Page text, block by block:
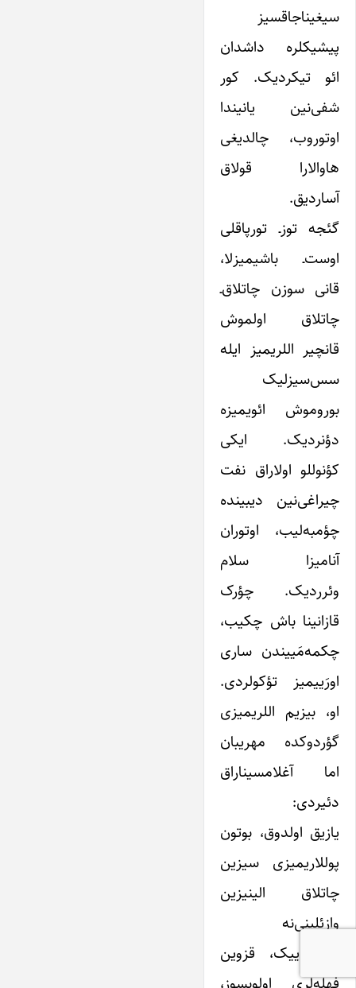
سیغیناجاقسیز
پیشیکلره داشدان
ائو تیکردیک. کور
شفی‌نین یانیندا
اوتوروب، چالدیغی
هاوالارا قولاق
آساردیق.
گئجه توزـ تورپاقلی
اوست‌ـ باشیمیزلا،
قانی سوز‌ن چاتلاق‌ـ
چاتلاق اولموش
قانچیر اللریمیز ایله
سس‌سیزلیک
بوروموش ائویمیزه
دؤنردیک. ایکی
کؤنوللو اولاراق نفت
چیراغی‌نین دیبینده
چؤمبه‌لیب، اوتوران
آنامیزا سلام
وئرردیک. چؤرک
قازانینا باش چکیب،
چکمه‌مَییندن ساری
اورَییمیز تؤکولردی.
او، بیزیم اللریمیزی
گؤردوکده مهریبان
اما آغلامسیناراق
دئیردی:
یازیق اولدوق، بوتون
پوللاریمیزی سیزین
چاتلاق الینیزین
وازئلینی‌نه
وئرملی‌ییک، قزوین